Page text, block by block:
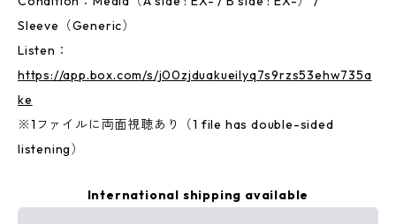
Sleeve（Generic）
Listen：
https://app.box.com/s/j00zjduakueilyq7s9rzs53ehw735a
ke
※1ファイルに両面視聴あり（1 file has double-sided
listening）
International shipping available